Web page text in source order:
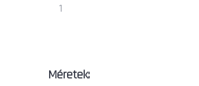
1
Méretek: